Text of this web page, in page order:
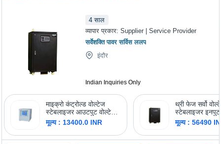
4 साल
व्यापार प्रकार:Supplier | Service Provider
सर्वेशक्ति पावर सर्विस ललप
इंदौर
Indian Inquiries Only
माइक्रो कंट्रोल्ड वोल्टेज
स्टेबलाइजर आउटपुट वोल्टेज:
230 वोल्ट (V)
मूल्य : 13400.0 INR
थ्री फेज सर्वो
स्टेबलाइजर
340-480 वोल्ट
मूल्य : 56490